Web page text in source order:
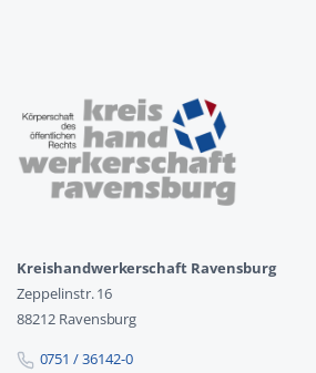
Kreishandwerkerschaft Ravensburg
Zeppelinstr. 16
88212 Ravensburg
0751 / 36142-0